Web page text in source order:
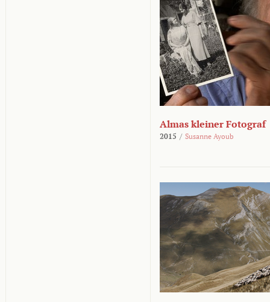
Almas kleiner Fotograf
2015 / Susanne Ayoub